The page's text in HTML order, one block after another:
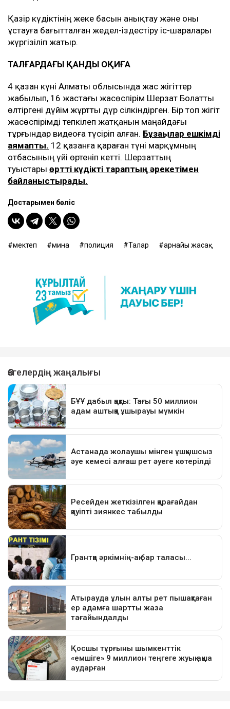
Қазір күдіктінің жеке басын анықтау және оны
ұстауға бағытталған жедел-іздестіру іс-шаралары
жүргізіліп жатыр.
ТАЛҒАРДАҒЫ ҚАНДЫ ОҚИҒА
4 қазан күні Алматы облысында жас жігіттер
жабылып, 16 жастағы жасөспірім Шерзат Болатты
өлтіргені дүйім жұртты дүр сілкіндірген. Бір топ жігіт
жасөспірімді тепкілеп жатқанын маңайдағы
тұрғындар видеоға түсіріп алған. Бұзақылар ешкімді
аямапты. 12 қазанға қараған түні марқұмның
отбасының үйі өртеніп кетті. Шерзаттың
туыстары өртті күдікті тараптың әрекетімен
байланыстырады.
Достарыңмен бөліс
мектеп мина полиция Талғар арнайы жасақ